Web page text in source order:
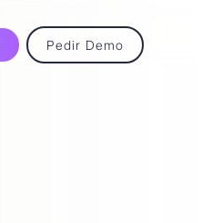
Pedir Demo